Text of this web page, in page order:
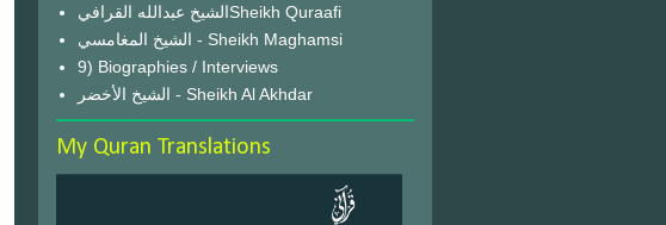
الشيخ عبدالله القرافيSheikh Quraafi
الشيخ المغامسي - Sheikh Maghamsi
9) Biographies / Interviews
الشيخ الأخضر - Sheikh Al Akhdar
My Quran Translations